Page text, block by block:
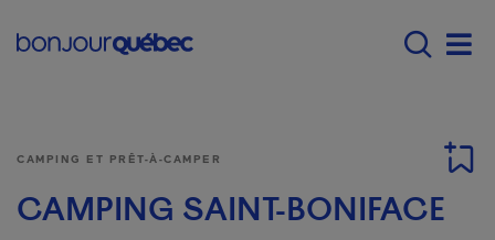
Main navigation -
CAMPING ET PRÊT-À-CAMPER
CAMPING SAINT-BONIFACE